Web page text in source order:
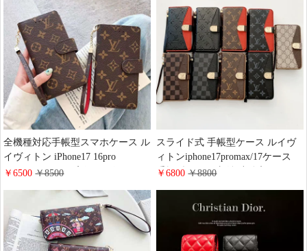
全機種対応手帳型スマホケース ル
イヴィトン iPhone17 16pro
15promaxケース 高級 レザー モノ
pixel9/9pro/8a携帯カバー 財布型
大人 可愛い LV galaxy Aquos
xperia Huawei Mate60 Pro手帳型ス
マホケース ファッション
￥6500￥8500
スライド式 手帳型ケース ルイヴ
ィトンiphone17promax/17ケース
手帳型 カード収納 小銭入れ LV
GUCCI galaxy s25/s24/s23ケース ビ
ジネス風 純正レザーケース
￥6800￥8800